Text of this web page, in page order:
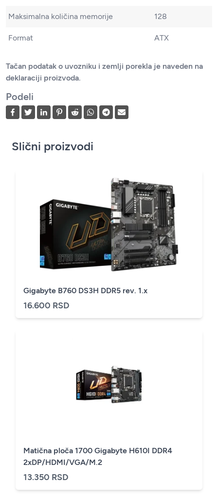
Maksimalna količina memorije 128
Format ATX
Tačan podatak o uvozniku i zemlji porekla je naveden na
deklaraciji proizvoda.
Podeli
Slični proizvodi
Gigabyte B760 DS3H DDR5 rev. 1.x
16.600 RSD
Matična ploča 1700 Gigabyte H610I DDR4
2xDP/HDMI/VGA/M.2
13.350 RSD